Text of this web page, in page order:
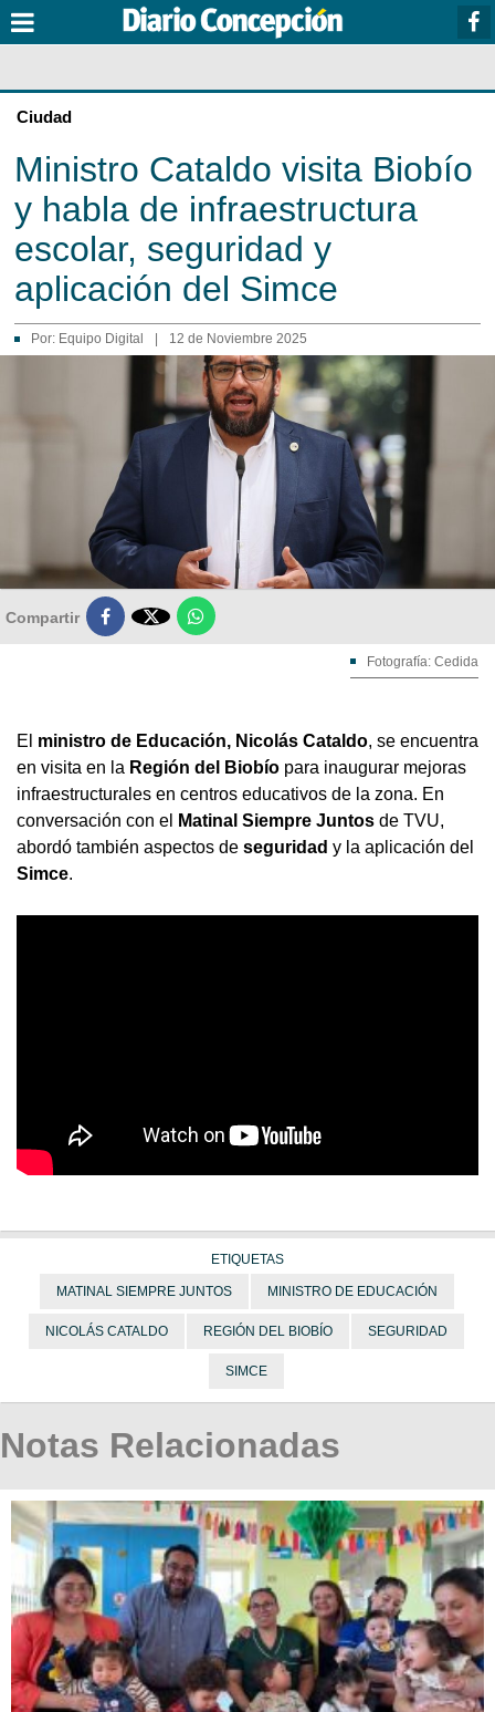
Ciudad
Ministro Cataldo visita Biobío
y habla de infraestructura
escolar, seguridad y
aplicación del Simce
Por: Equipo Digital 12 de Noviembre 2025
Compartir 
Fotografía: Cedida
El ministro de Educación, Nicolás Cataldo, se encuentra
en visita en la Región del Biobío para inaugurar mejoras
infraestructurales en centros educativos de la zona. En
conversación con el
Matinal Siempre Juntos de TVU,
abordó también aspectos de seguridad y la aplicación del
Simce.
ETIQUETAS
MATINAL SIEMPRE JUNTOS MINISTRO DE EDUCACIÓN
NICOLÁS CATALDO REGIÓN DEL BIOBÍO SEGURIDAD
SIMCE
Notas Relacionadas